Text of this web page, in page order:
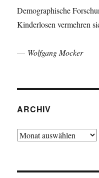
Demographische
Kinderlosen vermehren
— Wolfgang Mocker
ARCHIV
Archiv